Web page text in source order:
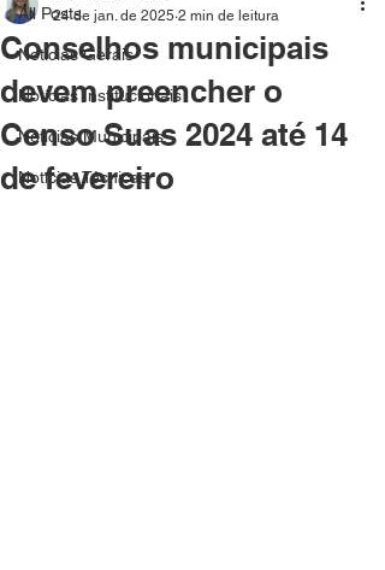
All Posts
Notícias Gerais
Notícias Institucionais
Notícias Municipais
Notícias Técnicas
Conselhos municipais
devem preencher o
Censo Suas 2024 até 14
de fevereiro
24 de jan. de 2025 2 min de leitura